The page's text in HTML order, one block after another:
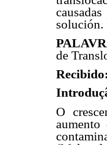
solución.
de
Recibido:
O